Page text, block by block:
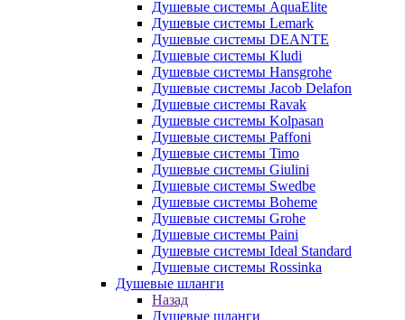
Душевые системы AquaElite
Душевые системы Lemark
Душевые системы DEANTE
Душевые системы Kludi
Душевые системы Hansgrohe
Душевые системы Jacob Delafon
Душевые системы Ravak
Душевые системы Kolpasan
Душевые системы Paffoni
Душевые системы Timo
Душевые системы Giulini
Душевые системы Swedbe
Душевые системы Boheme
Душевые системы Grohe
Душевые системы Paini
Душевые системы Ideal Standard
Душевые системы Rossinka
Душевые шланги
Назад
Душевые шланги